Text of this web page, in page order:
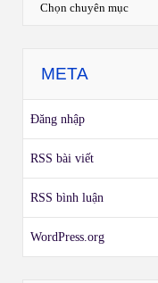
META
Đăng nhập
RSS bài viết
RSS bình luận
WordPress.org